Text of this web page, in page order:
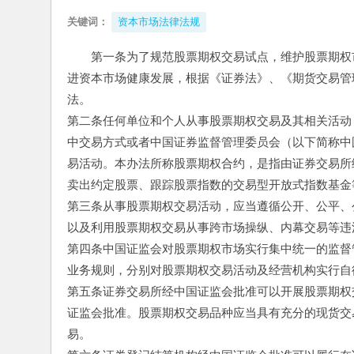
关键词： 资本市场法律法规
第一条为了规范股票期权交易试点，维护股票期
进资本市场健康发展，根据《证券法》、《期货交易
法。
第二条任何单位和个人从事股票期权交易及其相关活
中交易方式或者中国证券监督管理委员会（以下简称
易活动。本办法所称股票期权合约，是指由证券交易
卖出约定股票、跟踪股票指数的交易型开放式指数基
第三条从事股票期权交易活动，应当遵循公开、公平
以及利用股票期权交易从事跨市场操纵、内幕交易等
第四条中国证监会对股票期权市场实行集中统一的监
业务规则，分别对股票期权交易活动及经营机构实行
第五条证券交易所经中国证监会批准可以开展股票期
证监会批准。股票期权交易品种应当具有充分的现货
易。